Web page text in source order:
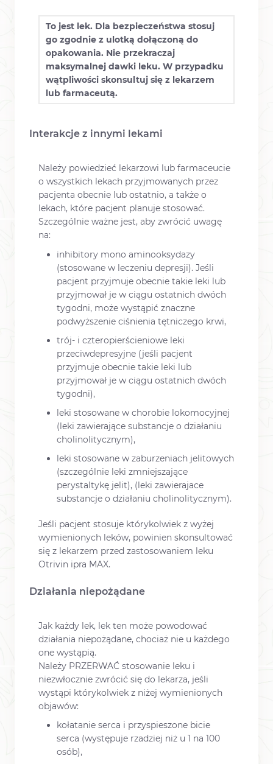
To jest lek. Dla bezpieczeństwa stosuj
go zgodnie z ulotką dołączoną do
opakowania. Nie przekraczaj
maksymalnej dawki leku. W przypadku
wątpliwości skonsultuj się z lekarzem
lub farmaceutą.
Interakcje z innymi lekami
Należy powiedzieć lekarzowi lub farmaceucie
o wszystkich lekach przyjmowanych przez
pacjenta obecnie lub ostatnio, a także o
lekach, które pacjent planuje stosować.
Szczególnie ważne jest, aby zwrócić uwagę
na:
inhibitory mono aminooksydazy
(stosowane w leczeniu depresji). Jeśli
pacjent przyjmuje obecnie takie leki lub
przyjmował je w ciągu ostatnich dwóch
tygodni, może wystąpić znaczne
podwyższenie ciśnienia tętniczego krwi,
trój- i czteropierścieniowe leki
przeciwdepresyjne (jeśli pacjent
przyjmuje obecnie takie leki lub
przyjmował je w ciągu ostatnich dwóch
tygodni),
leki stosowane w chorobie lokomocyjnej
(leki zawierające substancje o działaniu
cholinolitycznym),
leki stosowane w zaburzeniach jelitowych
(szczególnie leki zmniejszające
perystaltykę jelit), (leki zawierajace
substancje o działaniu cholinolitycznym).
Jeśli pacjent stosuje którykolwiek z wyżej
wymienionych leków, powinien skonsultować
się z lekarzem przed zastosowaniem leku
Otrivin ipra MAX.
Działania niepożądane
Jak każdy lek, lek ten może powodować
działania niepożądane, chociaż nie u każdego
one wystąpią.
Należy PRZERWAĆ stosowanie leku i
niezwłocznie zwrócić się do lekarza, jeśli
wystąpi którykolwiek z niżej wymienionych
objawów:
kołatanie serca i przyspieszone bicie
serca (występuje rzadziej niż u 1 na 100
osób),